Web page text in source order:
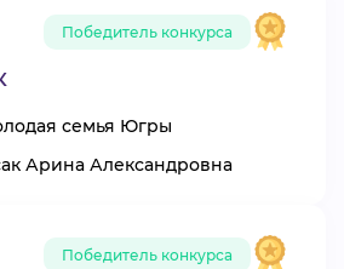
Победитель конкурса
семья Югры
Арина Александровна
Победитель конкурса